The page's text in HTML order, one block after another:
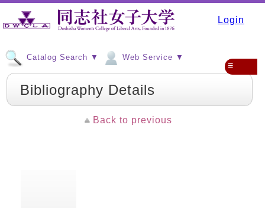
Login
Catalog Search ▼ Web Service ▼
≡
Bibliography Details
Back to previous